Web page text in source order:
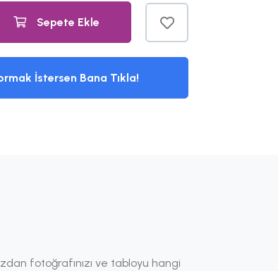
Sepete Ekle
İstersen Bana Tıkla!
fotoğrafınızı ve tabloyu hangi